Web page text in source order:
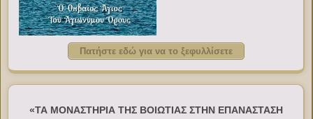
Πατήστε εδώ για να το ξεφυλλίσετε
«ΤΑ ΜΟΝΑΣΤΗΡΙΑ ΤΗΣ ΒΟΙΩΤΙΑΣ ΣΤΗΝ ΕΠΑΝΑΣΤΑΣΗ